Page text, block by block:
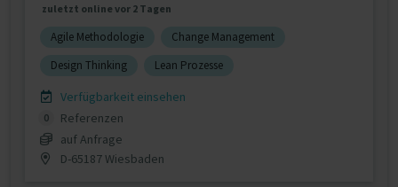
zuletzt online vor 2 Tagen
Agile Methodologie
Change Management
Design Thinking
Lean Prozesse
Verfügbarkeit einsehen
0
Referenzen
auf Anfrage
D-65187 Wiesbaden